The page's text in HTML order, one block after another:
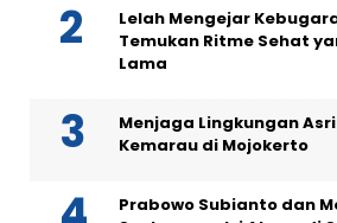
Lelah Mengejar
Temukan Ritme Sehat
Lama
Menjaga Lingkungan
Kemarau di Mojokerto
Prabowo Subianto dan